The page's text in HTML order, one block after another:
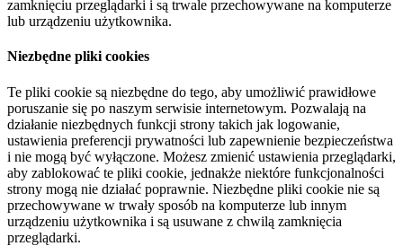
zamknięciu przeglądarki i są trwale przechowywane na komputerze
lub urządzeniu użytkownika.
Niezbędne pliki cookies
Te pliki cookie są niezbędne do tego, aby umożliwić prawidłowe
poruszanie się po naszym serwisie internetowym. Pozwalają na
działanie niezbędnych funkcji strony takich jak logowanie,
ustawienia preferencji prywatności lub zapewnienie bezpieczeństwa
i nie mogą być wyłączone. Możesz zmienić ustawienia przeglądarki,
aby zablokować te pliki cookie, jednakże niektóre funkcjonalności
strony mogą nie działać poprawnie. Niezbędne pliki cookie nie są
przechowywane w trwały sposób na komputerze lub innym
urządzeniu użytkownika i są usuwane z chwilą zamknięcia
przeglądarki.